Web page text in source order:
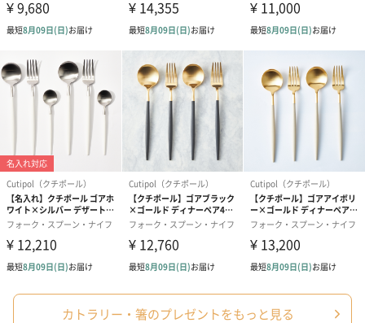
カトラリー・箸のプレゼントをもっと見る